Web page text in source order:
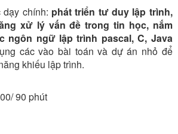
chính: phát triển tư duy lập trình,
xử lý vấn đề trong tin học, nắm
ngôn ngữ lập trình pascal, C, Java
các vào bài toán và dự án nhỏ để
khiếu lập trình.
90 phút